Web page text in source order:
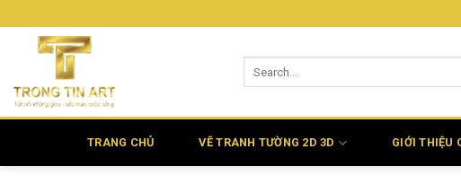
qua
TRANG CHỦ VẼ TRANH TƯỜNG 2D 3D GIỚI THIỆU